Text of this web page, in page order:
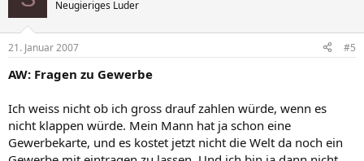
Neugieriges Luder
21. Januar 2007 #5
AW: Fragen zu Gewerbe
Ich weiss nicht ob ich gross drauf zahlen würde, wenn es
nicht klappen würde. Mein Mann hat ja schon eine
Gewerbekarte, und es kostet jetzt nicht die Welt da noch ein